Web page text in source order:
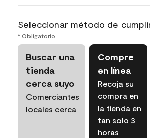
Seleccionar método de
* Obligatorio
Buscar una
tienda
cerca suyo
Comerciantes
locales cerca
Compre
en línea
Recoja su
compra en
la tienda en
tan solo 3
horas